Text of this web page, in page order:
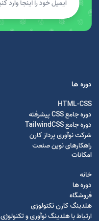
دوره ها
HTML-CSS
دوره جامع CSS پیشرفته
دوره جامع TailwindCSS
شرکت نوآوری پرداز کارن
راهکارهای نوین صنعت
امکانات
خانه
دوره ها
فروشگاه
هلدینگ کارن تکنولوژی
ارتباط با هلدینگ نوآوری و تکنولوژی